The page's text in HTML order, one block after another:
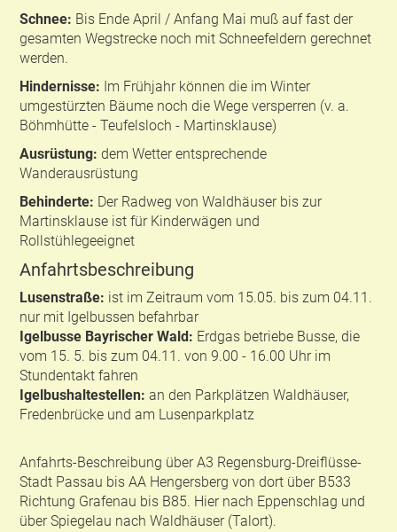
Schnee: Bis Ende April / Anfang Mai muß auf fast der
gesamten Wegstrecke noch mit Schneefeldern gerechnet
werden.
Hindernisse: Im Frühjahr können die im Winter
umgestürzten Bäume noch die Wege versperren (v. a.
Böhmhütte - Teufelsloch - Martinsklause)
Ausrüstung: dem Wetter entsprechende
Wanderausrüstung
Behinderte: Der Radweg von Waldhäuser bis zur
Martinsklause ist für Kinderwägen und
Rollstühlegeeignet
Anfahrtsbeschreibung
Lusenstraße: ist im Zeitraum vom 15.05. bis zum 04.11.
nur mit Igelbussen befahrbar
Igelbusse Bayrischer Wald: Erdgas betriebe Busse, die
vom 15. 5. bis zum 04.11. von 9.00 - 16.00 Uhr im
Stundentakt fahren
Igelbushaltestellen: an den Parkplätzen Waldhäuser,
Fredenbrücke und am Lusenparkplatz
Anfahrts-Beschreibung über A3 Regensburg-Dreiflüsse-
Stadt Passau bis AA Hengersberg von dort über B533
Richtung Grafenau bis B85. Hier nach Eppenschlag und
über Spiegelau nach Waldhäuser (Talort).